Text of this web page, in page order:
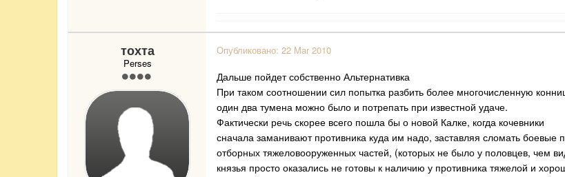
тохта
Perses
Опубликовано:22 Mar 2010
Дальше пойдет собственно Альтернативка
При таком соотношении сил попытка разбить более многочисленную
один два тумена можно было и потрепать при известной удаче.
Фактически речь скорее всего пошла бы о новой Калке, когда кочевники
сначала заманивают противника куда им надо, заставляя сломать
отборных тяжеловооруженных частей, (которых не было у половцев, чем
князья просто оказались не готовы к наличию у противника тяжелой и